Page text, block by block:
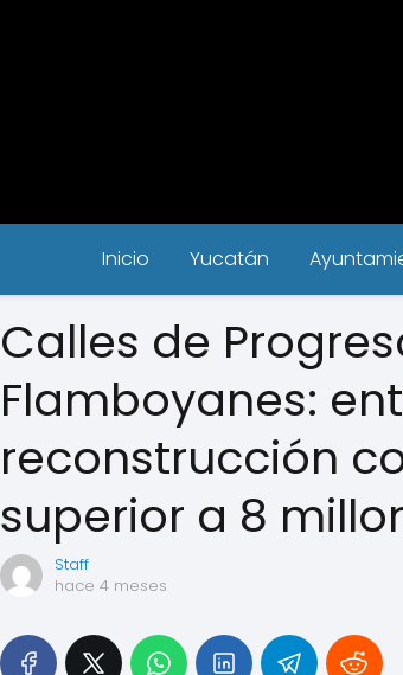
Inicio Yucatán
Calles de
Flamboyanes:
reconstrucción
superior a 8
Staff
hace 4 meses